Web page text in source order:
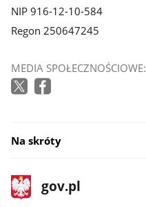
NIP 916-12-10-584
Regon 250647245
MEDIA SPOŁECZNOŚCIOWE:
Na skróty
stopka
gov.pl
Strona
gov.pl